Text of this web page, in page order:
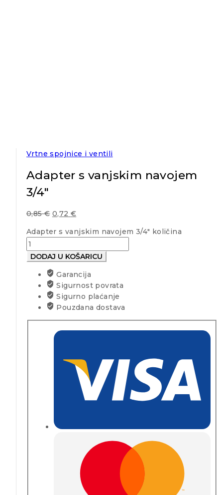
Vrtne spojnice i ventili
Adapter s vanjskim navojem
3/4″
0,85€ 0,72 €
Adapter s vanjskim navojem 3/4" količina
DODAJ U KOŠARICU
Garancija
Sigurnost povrata
Sigurno plaćanje
Pouzdana dostava